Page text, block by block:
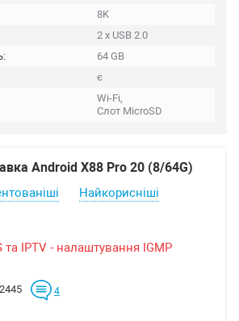
8K
2 x USB 2.0
64 GB
є
Wi-Fi,
Слот MicroSD
Android X88 Pro 20 (8/64G)
Найкорисніші
та IPTV - налаштування IGMP
2445 4